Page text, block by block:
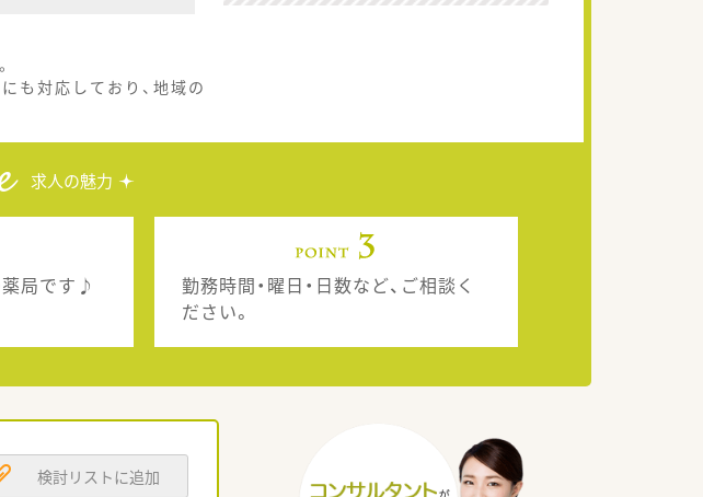
も対応しており、地域の
求人の魅力
局です♪
勤務時間・曜日・日数など、ご相談く
ださい。
検討リストに追加